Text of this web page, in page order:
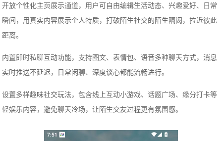
开放个性化主页展示通道，用户可自由编辑生活动态、兴趣爱好、日常
瞬间，用真实内容展示个人特质，打破陌生社交的陌生隔阂，拉近彼此
距离。
内置即时私聊互动功能，支持图文、表情包、语音多种聊天方式，消息
实时推送不延迟，日常闲聊、深度谈心都能流畅进行。
设置多样趣味社交玩法，包含线上互动小游戏、话题广场、缘分打卡等
轻娱乐内容，避免聊天冷场，让陌生交友过程更有氛围感。